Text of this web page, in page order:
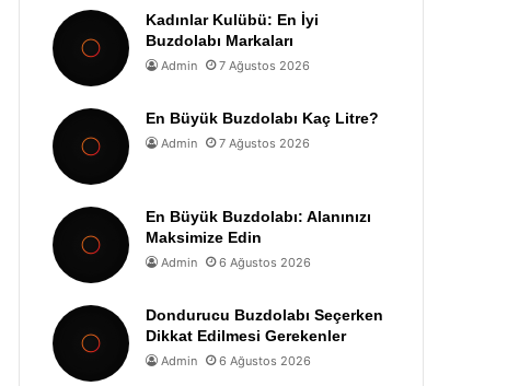
Kadınlar Kulübü: En İyi
Buzdolabı Markaları
Admin 7 Ağustos 2026
En Büyük Buzdolabı Kaç Litre?
Admin 7 Ağustos 2026
En Büyük Buzdolabı: Alanınızı
Maksimize Edin
Admin 6 Ağustos 2026
Dondurucu Buzdolabı Seçerken
Dikkat Edilmesi Gerekenler
Admin 6 Ağustos 2026